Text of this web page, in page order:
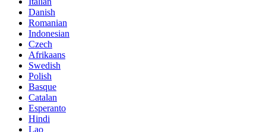
Danish
Romanian
Indonesian
Czech
Afrikaans
Swedish
Polish
Basque
Catalan
Esperanto
Hindi
Lao